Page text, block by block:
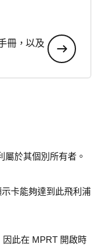
冊，以及
屬於其個別所有者。
卡能夠達到此飛利浦
此在 MPRT 開啟時